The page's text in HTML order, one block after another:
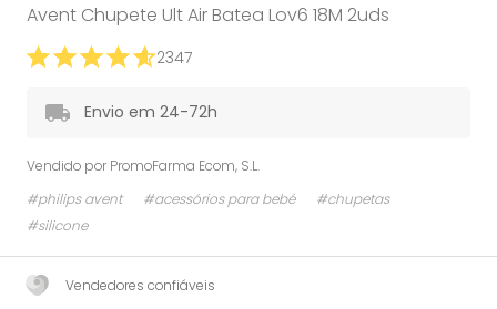
Avent Chupete Ult Air Batea Lov6 18M 2uds
2347
Envio em 24-72h
Vendido por PromoFarma Ecom, S.L.
#philips avent
#acessórios para bebé
#chupetas
#silicone
Vendedores confiáveis